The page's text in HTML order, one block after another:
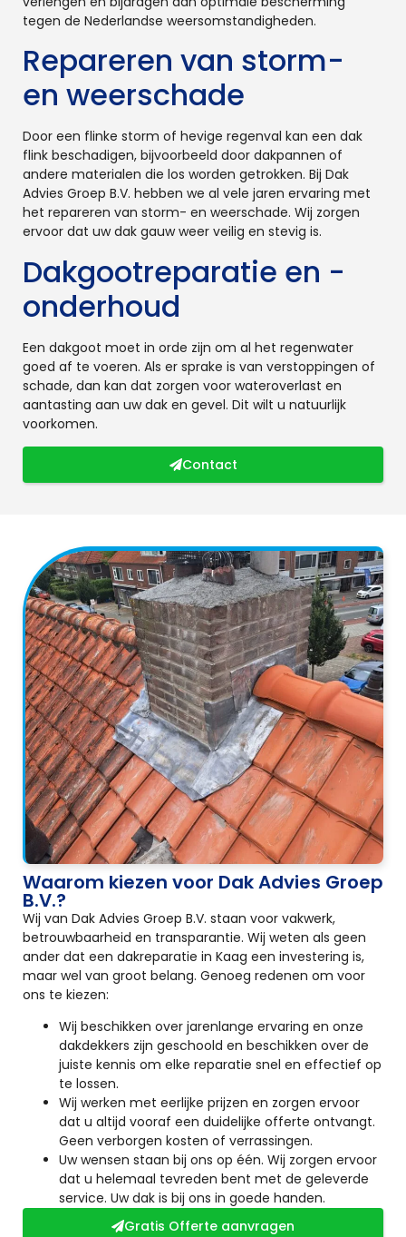
tegen de Nederlandse weersomstandigheden.
Repareren van storm-
en weerschade
Door een flinke storm of hevige regenval kan een dak
flink beschadigen, bijvoorbeeld door dakpannen of
andere materialen die los worden getrokken. Bij Dak
Advies Groep B.V. hebben we al vele jaren ervaring met
het repareren van storm- en weerschade. Wij zorgen
ervoor dat uw dak gauw weer veilig en stevig is.
Dakgootreparatie en -
onderhoud
Een dakgoot moet in orde zijn om al het regenwater
goed af te voeren. Als er sprake is van verstoppingen of
schade, dan kan dat zorgen voor wateroverlast en
aantasting aan uw dak en gevel. Dit wilt u natuurlijk
voorkomen.
Contact
Waarom kiezen voor Dak Advies Groep
B.V.?
Wij van Dak Advies Groep B.V. staan voor vakwerk,
betrouwbaarheid en transparantie. Wij weten als geen
ander dat een dakreparatie in Kaag een investering is,
maar wel van groot belang. Genoeg redenen om voor
ons te kiezen:
Wij beschikken over jarenlange ervaring en onze
dakdekkers zijn geschoold en beschikken over de
juiste kennis om elke reparatie snel en effectief op
te lossen.
Wij werken met eerlijke prijzen en zorgen ervoor
dat u altijd vooraf een duidelijke offerte ontvangt.
Geen verborgen kosten of verrassingen.
Uw wensen staan bij ons op één. Wij zorgen ervoor
dat u helemaal tevreden bent met de geleverde
service. Uw dak is bij ons in goede handen.
Gratis Offerte aanvragen